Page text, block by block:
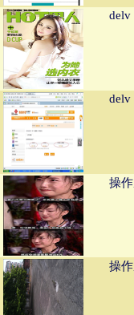
delv
delv
操
操